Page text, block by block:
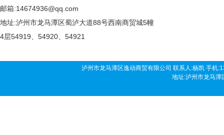
邮箱:14674936@qq.com
地址:泸州市龙马潭区蜀泸大道88号西南商贸城5幢
4层54919、54920、54921
泸州市龙马潭区逸动商贸有限公司 联系人:杨凯 手
地址:泸州市龙马